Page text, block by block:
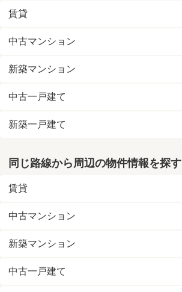
賃貸
中古マンション
新築マンション
中古一戸建て
新築一戸建て
同じ路線から周辺の物件情報を探す
賃貸
中古マンション
新築マンション
中古一戸建て